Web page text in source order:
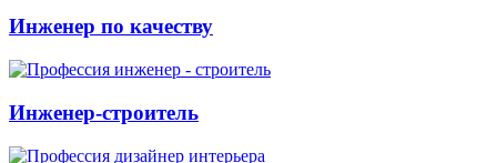
Инженер по качеству
Инженер-строитель